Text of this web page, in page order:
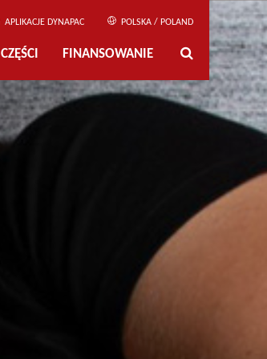
APLIKACJE DYNAPAC POLSKA / POLAND
FINANSOWANIE